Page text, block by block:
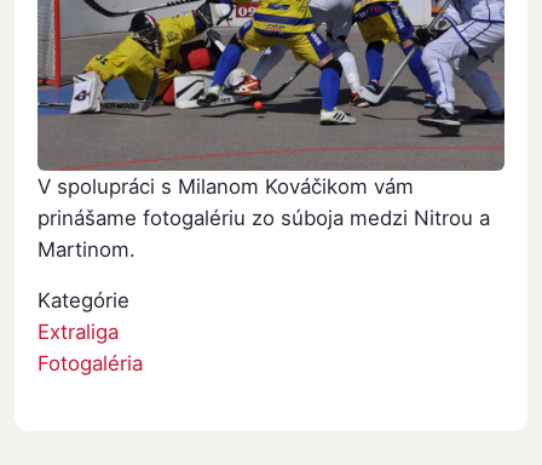
V spolupráci s Milanom Kováčikom vám
prinášame fotogalériu zo súboja medzi Nitrou a
Martinom.
Kategórie
Extraliga
Fotogaléria